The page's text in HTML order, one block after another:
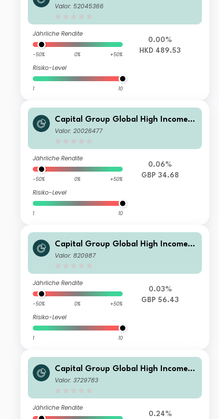
Opportunities (LUX) ZL
Valor: 52045366
Jährliche Rendite
-50% 0% +50%
Risiko-Level
1 10
0.00%
HKD 489.53
Capital Group Global High Income
Opportunities (LUX) Zh-GBP
Valor: 20026477
Jährliche Rendite
-50% 0% +50%
Risiko-Level
1 10
0.06%
GBP 34.68
Capital Group Global High Income
Opportunities (LUX) C
Valor: 820987
Jährliche Rendite
-50% 0% +50%
Risiko-Level
1 10
0.03%
GBP 56.43
Capital Group Global High Income
Opportunities (LUX) A4
Valor: 3729783
Jährliche Rendite
0.24%